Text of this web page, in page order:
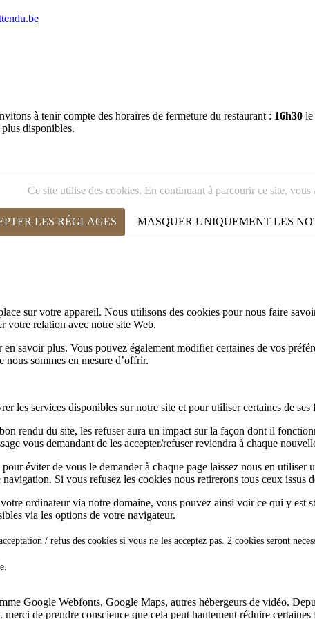
à tenir compte des horaires de fermeture du restaurant : 16h30 le
disponibles.
Ce site utilise des cookies. En continuant à parcourir ce site, vous
LES RÉGLAGES MASQUER UNIQUEMENT LES
sur votre appareil. Nous utilisons des cookies pour nous faire
votre relation avec notre site Web.
savoir plus. Vous pouvez également modifier certaines de vos
nous sommes en mesure d’offrir.
les services disponibles sur notre site et pour utiliser certaines de
rendu du site, les refuser aura un impact sur la façon dont il
vous demandant de les accepter/refuser reviendra à chaque
éviter de vous le demander à chaque page laissez nous en
Si vous refusez les cookies nous retirerons tous ceux issus
ordinateur via notre domaine, vous pouvez ainsi voir ce qui y est
via les options de votre navigateur.
/ refus des cookies si vous ne les acceptez pas. 2 cookies seront
Google Webfonts, Google Maps, autres hébergeurs de vidéo.
de prendre conscience que cela peut hautement réduire